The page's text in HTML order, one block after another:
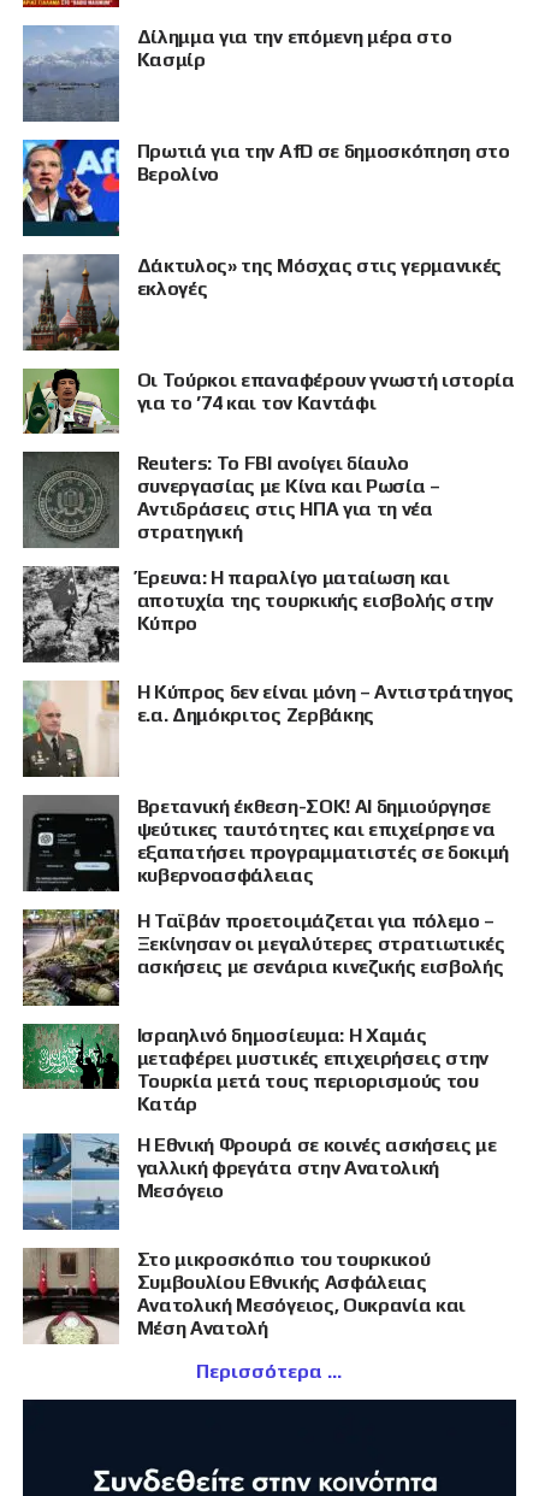
ΠΡΟΒΟΛΗ
Δίλημμα για την επόμενη μέρα στο
Κασμίρ
Πρωτιά για την AfD σε δημοσκόπηση στο
Βερολίνο
Δάκτυλος» της Μόσχας στις γερμανικές
εκλογές
Οι Τούρκοι επαναφέρουν γνωστή ιστορία
για το ’74 και τον Καντάφι
Reuters: Το FBI ανοίγει δίαυλο
συνεργασίας με Κίνα και Ρωσία –
Αντιδράσεις στις ΗΠΑ για τη νέα
στρατηγική
Έρευνα: Η παραλίγο ματαίωση και
αποτυχία της τουρκικής εισβολής στην
Κύπρο
Η Κύπρος δεν είναι μόνη – Αντιστράτηγος
ε.α. Δημόκριτος Ζερβάκης
Βρετανική έκθεση-ΣΟΚ! AI δημιούργησε
ψεύτικες ταυτότητες και επιχείρησε να
εξαπατήσει προγραμματιστές σε δοκιμή
κυβερνοασφάλειας
Η Ταϊβάν προετοιμάζεται για πόλεμο –
Ξεκίνησαν οι μεγαλύτερες στρατιωτικές
ασκήσεις με σενάρια κινεζικής εισβολής
Ισραηλινό δημοσίευμα: Η Χαμάς
μεταφέρει μυστικές επιχειρήσεις στην
Τουρκία μετά τους περιορισμούς του
Κατάρ
Η Εθνική Φρουρά σε κοινές ασκήσεις με
γαλλική φρεγάτα στην Ανατολική
Μεσόγειο
Στο μικροσκόπιο του τουρκικού
Συμβουλίου Εθνικής Ασφάλειας
Ανατολική Μεσόγειος, Ουκρανία και
Μέση Ανατολή
Περισσότερα